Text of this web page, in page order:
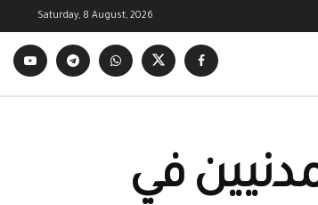
Saturday, 8 August, 2026
في